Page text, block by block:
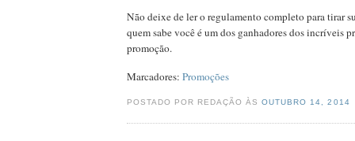
Não deixe de ler o regulamento completo para tirar
quem sabe você é um dos ganhadores dos incríveis
promoção.
Marcadores: Promoções
POSTADO POR REDAÇÃO ÀSOUTUBRO 14, 2014